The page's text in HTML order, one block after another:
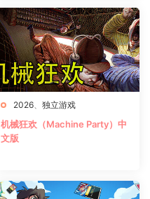
2026 独立游戏
机械狂欢（Machine Party）中
文版